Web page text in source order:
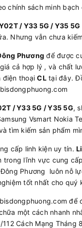
chính sách minh
/ Y33 5G / Y35 5G
Nhưng vẫn chưa
Phương để được
cả hợp lý , và chất
điện thoạiCLtại đây.
/ Y33 5G / Y35 5G,
Vsmart Nokia
tìm kiếm sản phẩm
cấp linh kiện uy tín.
trong lĩnh vực cung
Phương luôn nỗ
tốt nhất cho quý
một cách nhanh
Cách Mạng Tháng